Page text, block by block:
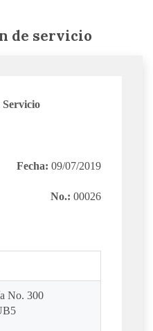
de servicio
Servicio
Fecha: 09/07/2019
No.: 00026
No. 300